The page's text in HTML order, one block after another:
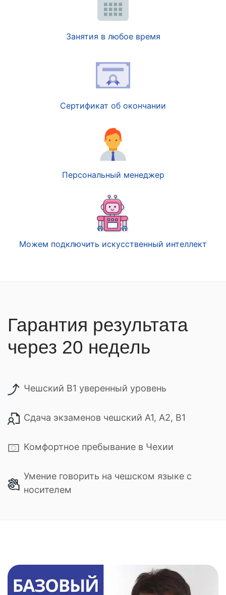
Занятия в любое время
Сертификат об окончании
Персональный менеджер
Можем подключить искусственный интеллект
Гарантия результата
через 20 недель
Чешский B1 уверенный уровень
Сдача экзаменов чешский А1, А2, В1
Комфортное пребывание в Чехии
Умение говорить на чешском языке с
носителем